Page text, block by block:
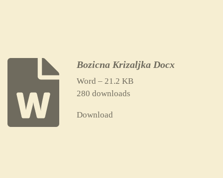
Bozicna Krizaljka Docx
Word – 21.2 KB
280 downloads
Download